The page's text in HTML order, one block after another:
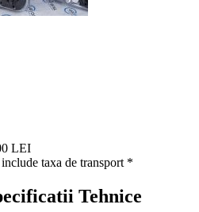
LEI
taxa de transport *
Tehnice